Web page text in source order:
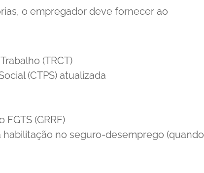
o empregador deve fornecer ao
(TRCT)
(CTPS) atualizada
(GRRF)
habilitação no seguro-desemprego (quando